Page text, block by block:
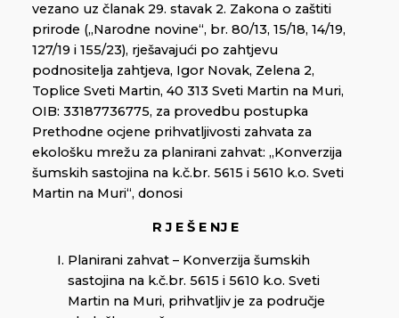
vezano uz članak 29. stavak 2. Zakona o zaštiti
prirode („Narodne novine“, br. 80/13, 15/18, 14/19,
127/19 i 155/23), rješavajući po zahtjevu
podnositelja zahtjeva, Igor Novak, Zelena 2,
Toplice Sveti Martin, 40 313 Sveti Martin na Muri,
OIB: 33187736775, za provedbu postupka
Prethodne ocjene prihvatljivosti zahvata za
ekološku mrežu za planirani zahvat: „Konverzija
šumskih sastojina na k.č.br. 5615 i 5610 k.o. Sveti
Martin na Muri“, donosi
R J E Š E NJ E
Planirani zahvat – Konverzija šumskih
sastojina na k.č.br. 5615 i 5610 k.o. Sveti
Martin na Muri, prihvatljiv je za područje